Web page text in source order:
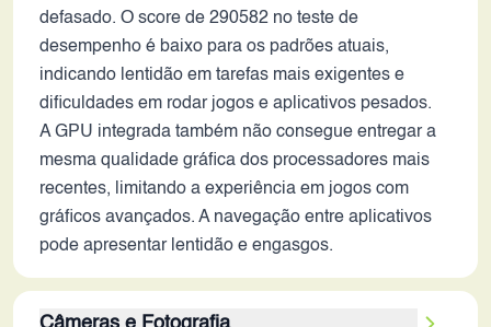
defasado. O score de 290582 no teste de
desempenho é baixo para os padrões atuais,
indicando lentidão em tarefas mais exigentes e
dificuldades em rodar jogos e aplicativos pesados.
A GPU integrada também não consegue entregar a
mesma qualidade gráfica dos processadores mais
recentes, limitando a experiência em jogos com
gráficos avançados. A navegação entre aplicativos
pode apresentar lentidão e engasgos.